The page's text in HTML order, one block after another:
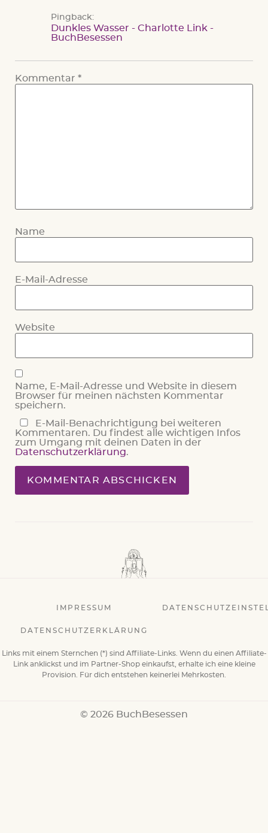
Pingback:
Dunkles Wasser - Charlotte Link -
BuchBesessen
Kommentar *
Name
E-Mail-Adresse
Website
Name, E-Mail-Adresse und Website in diesem
Browser für meinen nächsten Kommentar
speichern.
E-Mail-Benachrichtigung bei weiteren
Kommentaren. Du findest alle wichtigen Infos
zum Umgang mit deinen Daten in der
Datenschutzerklärung.
IMPRESSUM
DATENSCHUTZERKLÄRUNG
Links mit einem Sternchen (*) sind Affiliate-Links. Wenn du einen Affiliate-
Link anklickst und im Partner-Shop einkaufst, erhalte ich eine kleine
Provision. Für dich entstehen keinerlei Mehrkosten.
© 2026 BuchBesessen